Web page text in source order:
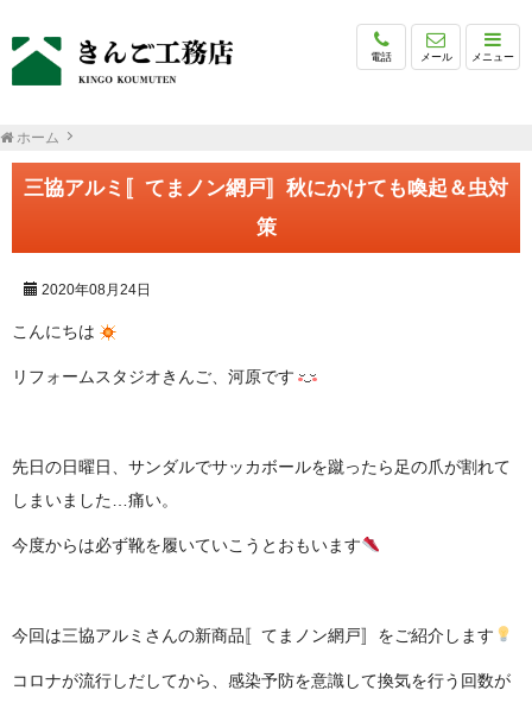
電話 メール メニュー
ホーム
三協アルミ〚てまノン網戸〛秋にかけても喚起＆虫対
策
2020年08月24日
こんにちは
リフォームスタジオきんご、河原です
先日の日曜日、サンダルでサッカボールを蹴ったら足の爪が割れて
しまいました…痛い。
今度からは必ず靴を履いていこうとおもいます
今回は三協アルミさんの新商品〚てまノン網戸〛をご紹介します
コロナが流行しだしてから、感染予防を意識して換気を行う回数が